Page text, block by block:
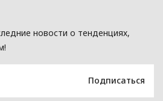
новости о тенденциях,